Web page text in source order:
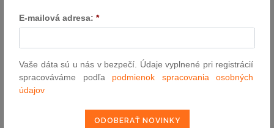
19.1.2026
Zahraničné subvencie pod kontrolou EÚ FSR
v praxi po dvoch rokoch
Nadobudnutím účinnosti nariadenia o zahraničných subvenciách
(FSR) došlo k rozšíreniu kontroly hospodárskej súťaže aj na
finančné príspevky poskytované vládami tretích krajín. Hoci
E-mailová adresa: *
Vaše dáta sú u nás v bezpečí. Údaje vyplnené pri registrácií
spracováváme podľa podmienok spracovania osobných
údajov